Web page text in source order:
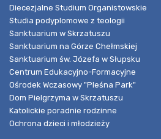
Diecezjalne Studium Organistowskie
Studia podyplomowe z teologii
Sanktuarium w Skrzatuszu
Sanktuarium na Górze Chełmskiej
Sanktuarium św. Józefa w Słupsku
Centrum Edukacyjno-Formacyjne
Ośrodek Wczasowy "Pleśna Park"
Dom Pielgrzyma w Skrzatuszu
Katolickie poradnie rodzinne
Ochrona dzieci i młodzieży